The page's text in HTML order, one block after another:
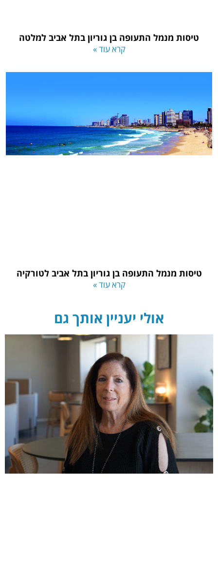
טיסות מנמל התעופה בן גוריון בתל אביב למלטה
קרא עוד »
טיסות מנמל התעופה בן גוריון בתל אביב לטורקיה
קרא עוד »
אולי יעניין אותך גם